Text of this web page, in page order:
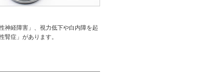
神経障害」、視力低下や白内障を起
腎症」があります。